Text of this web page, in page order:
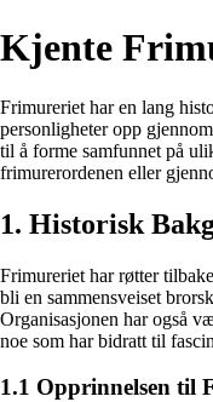
Kjente
Frimureriet har en lang
personligheter opp
til å forme samfunnet på
frimurerordenen eller
1. Historisk
Frimureriet har røtter
bli en sammensveiset
Organisasjonen har også
noe som har bidratt til
1.1 Opprinnelsen til